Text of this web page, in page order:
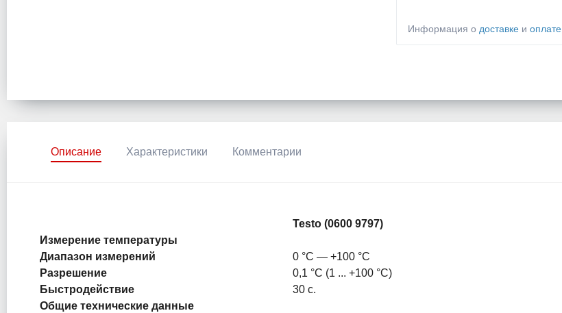
Информация о доставке и оплате
Описание Характеристики Комментарии
Testo (0600 9797)
Измерение температуры
Диапазон измерений
0 °C — +100 °C
Разрешение
0,1 °C (1 ... +100 °C)
Быстродействие
30 с.
Общие технические данные